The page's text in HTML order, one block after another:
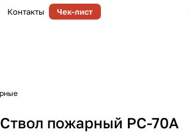
Контакты Чек-лист
Ствол пожарный РС-70А